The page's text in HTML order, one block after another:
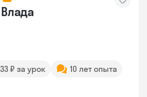
Влада
₽ за урок
10 лет опыта